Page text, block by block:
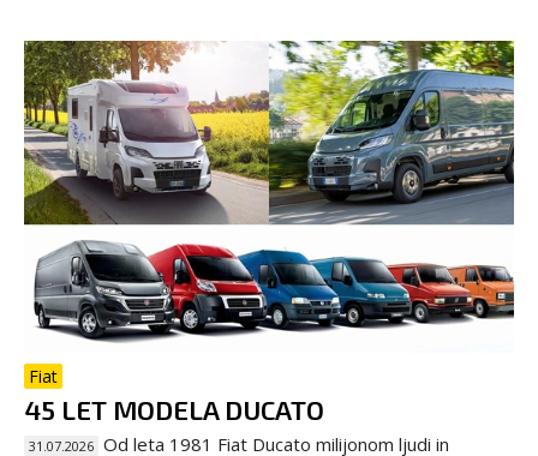
Fiat
45 LET MODELA DUCATO
31.07.2026 Od leta 1981 Fiat Ducato milijonom ljudi in